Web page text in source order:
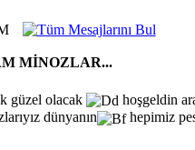
MİNOZLAR...
güzel olacak hoşgeldin
dünyanın
hepimiz